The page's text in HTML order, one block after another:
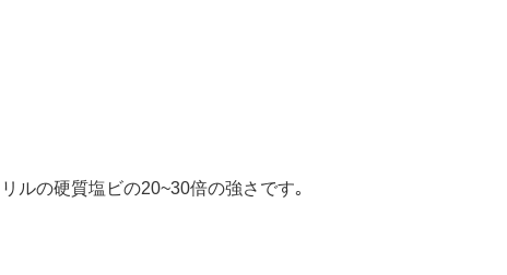
ルの硬質塩ビの20~30倍の強さです｡